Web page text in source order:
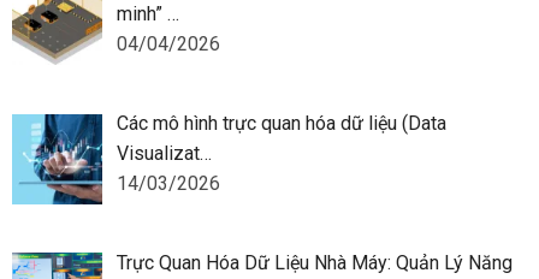
minh” …
04/04/2026
Các mô hình trực quan hóa dữ liệu (Data
Visualizat…
14/03/2026
Trực Quan Hóa Dữ Liệu Nhà Máy: Quản Lý Năng